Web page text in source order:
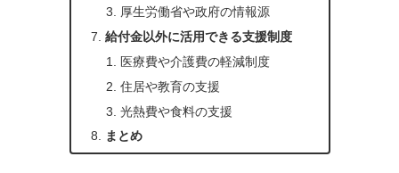
厚生労働省や政府の情報源
給付金以外に活用できる支援制度
医療費や介護費の軽減制度
住居や教育の支援
光熱費や食料の支援
まとめ